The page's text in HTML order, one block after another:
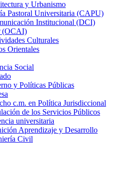
y Urbanismo
Pastoral Universitaria (CAPU)
Institucional (DCI)
(OCAI)
Culturales
Orientales
Social
y Políticas Públicas
c.m. en Política Jurisdiccional
de los Servicios Públicos
universitaria
Aprendizaje y Desarrollo
Civil